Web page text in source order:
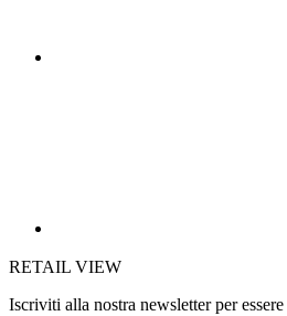
RETAIL VIEW
Iscriviti alla nostra newsletter per